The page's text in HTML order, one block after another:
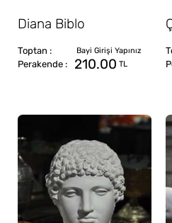
Diana Biblo
210.00 TL